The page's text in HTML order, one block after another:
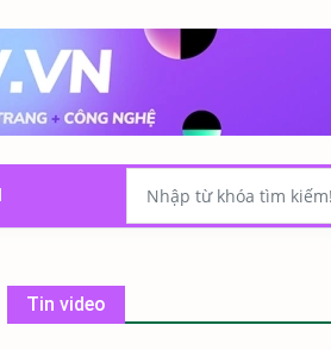
Tin video